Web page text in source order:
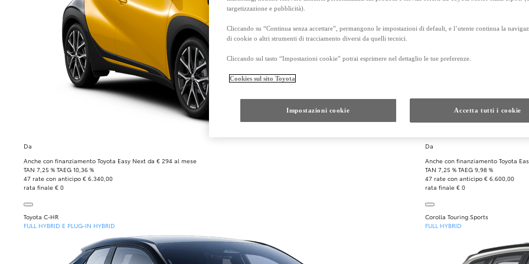
Da
Anche con finanziamento Toyota Easy Next da € 294 al mese
TAN 7,25 % TAEG 10,36 %
47 rate con anticipo € 6.340,00
rata finale € 0
Da
Anche con finanziamento Toyota
TAN 7,25 % TAEG 9,98 %
47 rate con anticipo € 6.600,00
rata finale € 0
Toyota C-HR
FULL HYBRID E PLUG-IN HYBRID
Corolla Touring Sports
FULL HYBRID
Tyre Park
Assistenza stradale
Carrozzeria e verniciatura
Toyota Charging Network
Verifica servizi connessi
Toyota e Special Olympics Italia
targetizzazione e pubblicità).
Cliccando su “Continua senza accettare”, permangono le impostazioni di default, e l’utente continua la
di cookie o altri strumenti di tracciamento diversi da quelli tecnici.
Cliccando sul tasto “Impostazioni cookie” potrai esprimere nel dettaglio le tue preferenze.
Cookies sul sito Toyota
Impostazioni cookie Accetta tutti i cookie